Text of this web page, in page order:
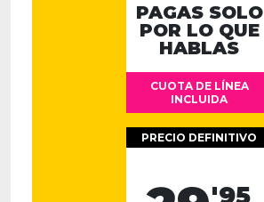
PAGAS SOLO
POR LO QUE
HABLAS
CUOTA DE LÍNEA
INCLUIDA
PRECIO DEFINITIVO